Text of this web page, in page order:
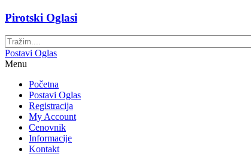
Pirotski Oglasi
Postavi Oglas
Menu
Početna
Postavi Oglas
Registracija
My Account
Cenovnik
Informacije
Kontakt